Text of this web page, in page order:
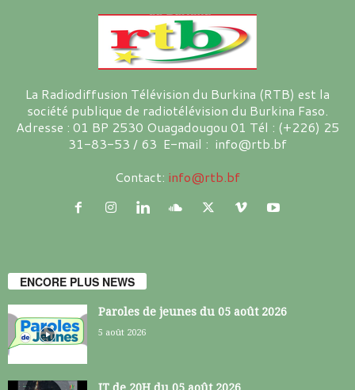
La Radiodiffusion Télévision du Burkina (RTB) est la
société publique de radiotélévision du Burkina Faso.
Adresse : 01 BP 2530 Ouagadougou 01 Tél : (+226) 25
31-83-53 / 63 E-mail : info@rtb.bf
Contact: info@rtb.bf
ENCORE PLUS NEWS
Paroles de jeunes du 05 août 2026
5 août 2026